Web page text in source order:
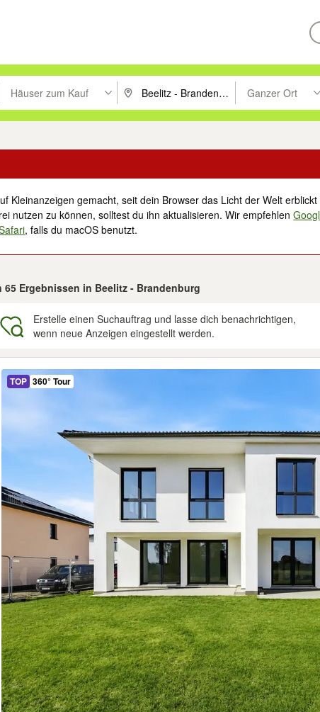
um zu suchen, oder Vorschläge mit den Pfeiltasten nach oben/
Häuser zum Kauf PLZ oder Ort eingeben. Eingabetaste
Ganzer Ort
Suche im
Kleinanzeigen gemacht, seit dein Browser das Licht der Welt
nutzen zu können, solltest du ihn aktualisieren. Wir empfehlen
, falls du macOS benutzt.
65 Ergebnissen in Beelitz - Brandenburg
Erstelle einen Suchauftrag und lasse dich benachrichtigen,
wenn neue Anzeigen eingestellt werden.
TOP 360° Tour